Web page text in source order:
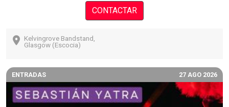
CONTACTAR
Kelvingrove Bandstand,
Glasgow (Escocia)
ENTRADAS 27 AGO 2026